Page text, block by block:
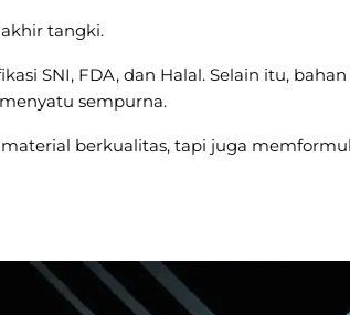
tangki.
SNI, FDA, dan Halal. Selain itu,
sempurna.
berkualitas, tapi juga